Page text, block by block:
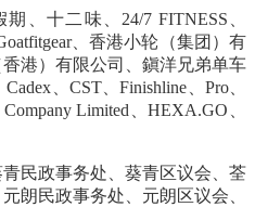
、十二味、 24/7 FITNESS
、香港小轮（集团）有
港）有限公司、鎭洋兄弟单车
Cadex CST、Finishline Pro、
Limited 、HEXA.GO
民政事务处、葵青区议会、荃
朗民政事务处、元朗区议会、